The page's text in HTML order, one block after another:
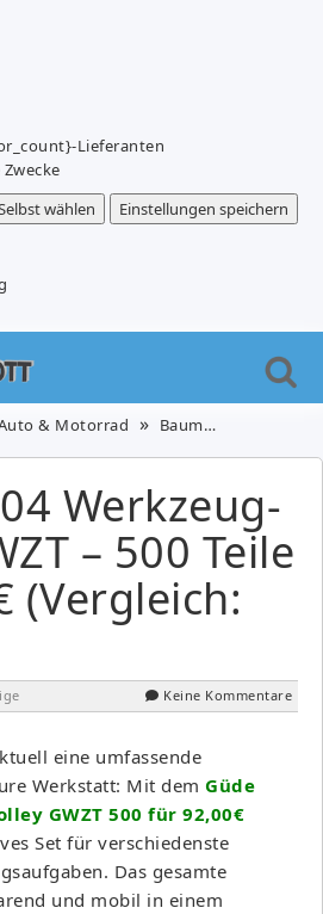
Lieferanten
wählen
Einstellungen speichern
& Motorrad Baumarkt
Werkzeug-
– 500 Teile
(Vergleich:
Keine Kommentare
eine umfassende
Werkstatt: Mit dem Güde
GWZT 500 für 92,00€
Set für verschiedenste
Das gesamte
und mobil in einem